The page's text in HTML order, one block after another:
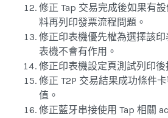
修正 Tap 交易完成後如果有
料再列印發票流程問題。
修正印表機優先權為選擇該
表機不會有作用。
修正印表機設定頁測試列印
修正 T2P 交易結果成功條件
值。
修正藍牙串接使用 Tap 相關